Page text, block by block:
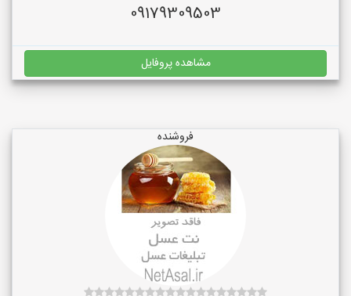
09179309503
مشاهده پروفایل
فروشنده